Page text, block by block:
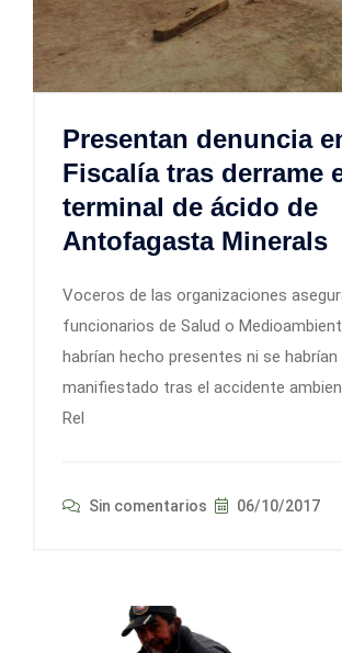
Presentan denuncia
Fiscalía tras derrame
terminal de ácido de
Antofagasta Minerals
Voceros de las organizaciones
funcionarios de Salud o
habrían hecho presentes ni se habrían
manifiestado tras el accidente
Rel
Sin comentarios 06/10/2017